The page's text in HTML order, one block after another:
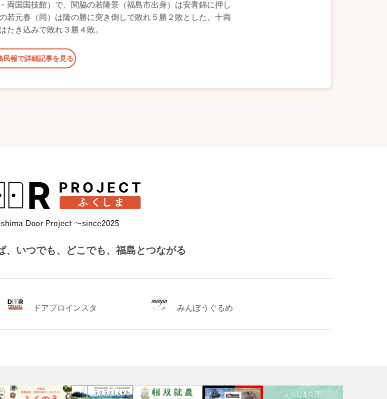
両国国技館）で、関脇の若隆景（福島市出身）は安青錦に押し
若元春（同）は隆の勝に突き倒しで敗れ５勝２敗とした。十両
たき込みで敗れ３勝４敗。
民報で詳細記事を見る
いつでも、どこでも、福島とつながる
ドアプロインスタ みんぽうぐるめ